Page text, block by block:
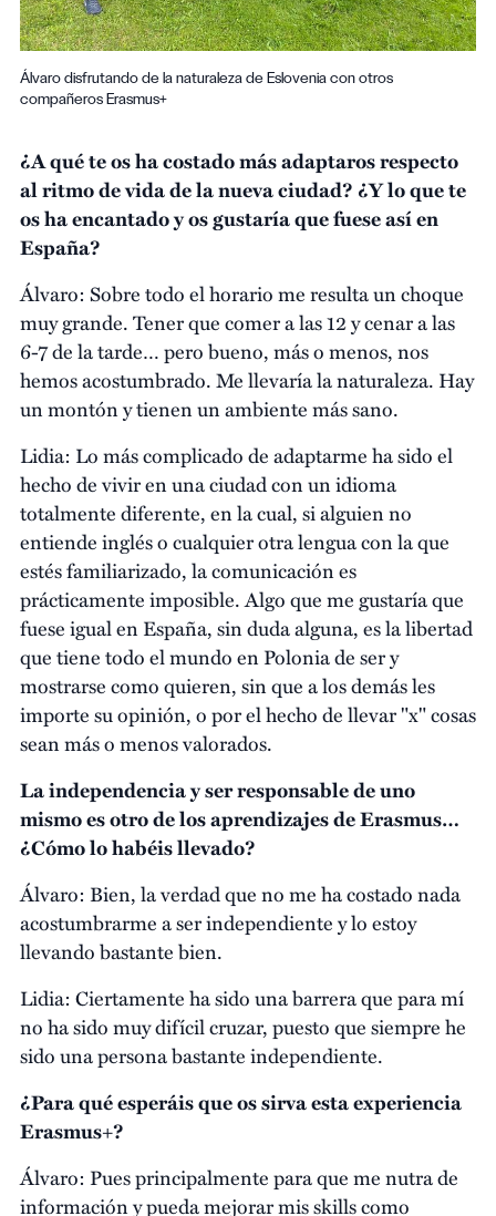
Álvaro disfrutando de la naturaleza de Eslovenia con otros
compañeros Erasmus+
¿A qué te os ha costado más adaptaros respecto
al ritmo de vida de la nueva ciudad? ¿Y lo que te
os ha encantado y os gustaría que fuese así en
España?
Álvaro: Sobre todo el horario me resulta un choque
muy grande. Tener que comer a las 12 y cenar a las
6-7 de la tarde… pero bueno, más o menos, nos
hemos acostumbrado. Me llevaría la naturaleza. Hay
un montón y tienen un ambiente más sano.
Lidia: Lo más complicado de adaptarme ha sido el
hecho de vivir en una ciudad con un idioma
totalmente diferente, en la cual, si alguien no
entiende inglés o cualquier otra lengua con la que
estés familiarizado, la comunicación es
prácticamente imposible. Algo que me gustaría que
fuese igual en España, sin duda alguna, es la libertad
que tiene todo el mundo en Polonia de ser y
mostrarse como quieren, sin que a los demás les
importe su opinión, o por el hecho de llevar "x" cosas
sean más o menos valorados.
La independencia y ser responsable de uno
mismo es otro de los aprendizajes de Erasmus…
¿Cómo lo habéis llevado?
Álvaro: Bien, la verdad que no me ha costado nada
acostumbrarme a ser independiente y lo estoy
llevando bastante bien.
Lidia: Ciertamente ha sido una barrera que para mí
no ha sido muy difícil cruzar, puesto que siempre he
sido una persona bastante independiente.
¿Para qué esperáis que os sirva esta experiencia
Erasmus+?
Álvaro: Pues principalmente para que me nutra de
información y pueda mejorar mis skills como